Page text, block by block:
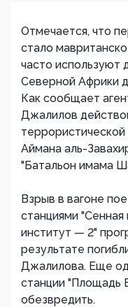
Отмечается, что
стало
часто используют
Северной Африки
Как сообщает
Джалилов
Аймана аль-
"Батальон имама
Взрыв в вагоне
станциями "Сенная
институт — 2"
результате
Джалилова. Еще
станции "Площадь
обезвредить.